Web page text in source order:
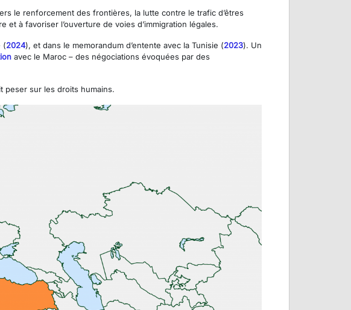
le renforcement des frontières, la lutte contre le trafic d’êtres
et à favoriser l’ouverture de voies d’immigration légales.
(2024), et dans le memorandum d’entente avec la Tunisie (2023). Un
avec le Maroc – des négociations évoquées par des
peser sur les droits humains.